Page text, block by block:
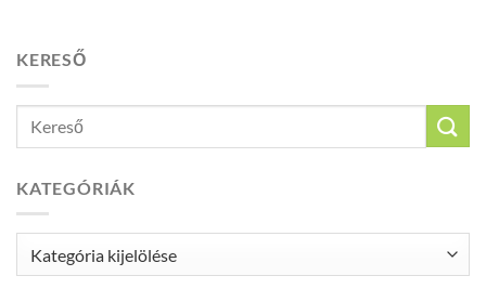
KERESŐ
KATEGÓRIÁK